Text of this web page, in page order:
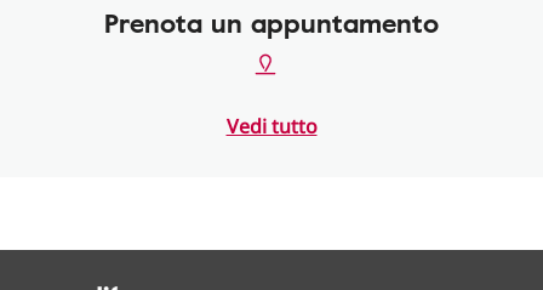
Prenota un appuntamento
Vedi tutto